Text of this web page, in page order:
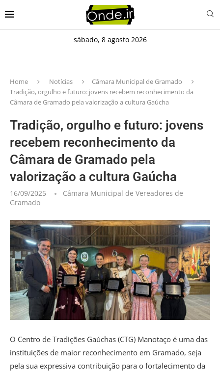
sábado, 8 agosto 2026
Home Notícias
Câmara Municipal de Gramado
Tradição, orgulho e futuro: jovens recebem reconhecimento da
Câmara de Gramado pela valorização a cultura Gaúcha
Tradição, orgulho e futuro: jovens
recebem reconhecimento da
Câmara de Gramado pela
valorização a cultura Gaúcha
16/09/2025
Câmara Municipal de Vereadores de
Gramado
O Centro de Tradições Gaúchas (CTG) Manotaço é uma das
instituições de maior reconhecimento em Gramado, seja
pela sua expressiva contribuição para o fortalecimento da